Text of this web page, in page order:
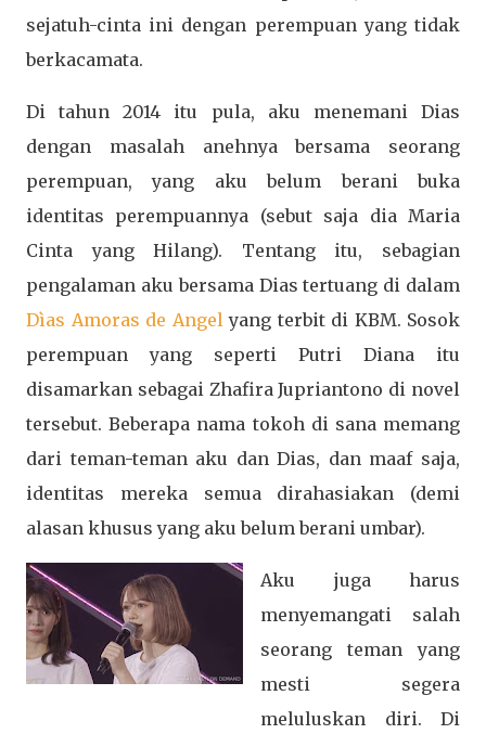
sejatuh-cinta ini dengan perempuan yang tidak
berkacamata.
Di tahun 2014 itu pula, aku menemani Dias
dengan masalah anehnya bersama seorang
perempuan, yang aku belum berani buka
identitas perempuannya (sebut saja dia Maria
Cinta yang Hilang). Tentang itu, sebagian
pengalaman aku bersama Dias tertuang di dalam
Dìas Amoras de Angelyang terbit di KBM. Sosok
perempuan yang seperti Putri Diana itu
disamarkan sebagai Zhafira Jupriantono di novel
tersebut. Beberapa nama tokoh di sana memang
dari teman-teman aku dan Dias, dan maaf saja,
identitas mereka semua dirahasiakan (demi
alasan khusus yang aku belum berani umbar).
Aku juga harus
menyemangati salah
seorang teman yang
mesti segera
meluluskan diri. Di